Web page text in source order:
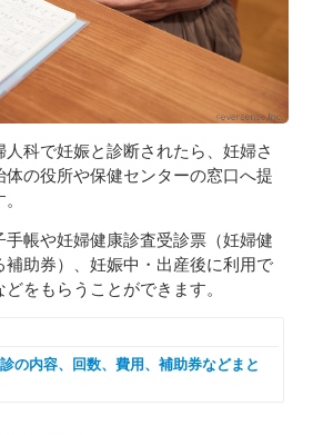
科で妊娠と診断されたら、妊婦さ
体の役所や保健センターの窓口へ提
帳や妊婦健康診査受診票（妊婦健
補助券）、妊娠中・出産後に利用で
をもらうことができます。
の内容、回数、費用、補助券などまと